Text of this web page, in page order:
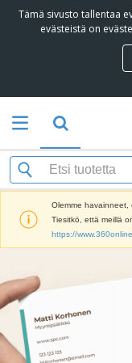
Tämä sivusto tallentaa
evästeistä on
Olemme havainneet,
Tiesitkö, että meillä
https://